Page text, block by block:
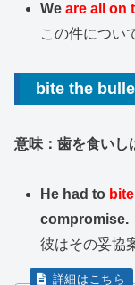
Weare all on
この件につい
bite the
意味：歯を食いし
He had to
compromise.
彼はその妥協